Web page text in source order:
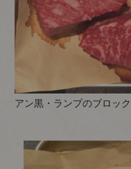
アン黒・ランプのブロック